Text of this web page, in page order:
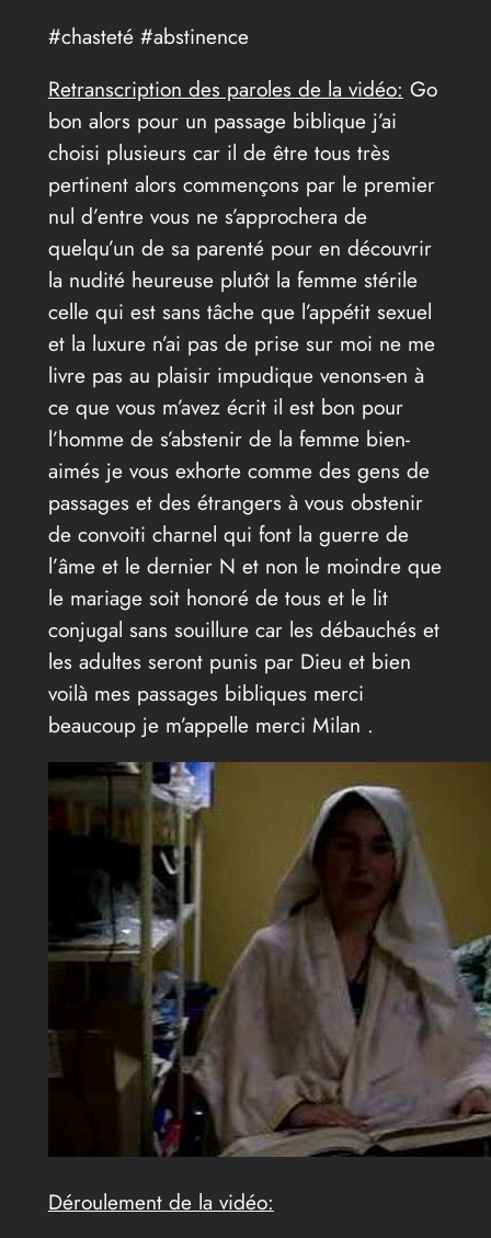
#chasteté #abstinence
Retranscription des paroles de la vidéo: Go
bon alors pour un passage biblique j’ai
choisi plusieurs car il de être tous très
pertinent alors commençons par le premier
nul d’entre vous ne s’approchera de
quelqu’un de sa parenté pour en découvrir
la nudité heureuse plutôt la femme stérile
celle qui est sans tâche que l’appétit sexuel
et la luxure n’ai pas de prise sur moi ne me
livre pas au plaisir impudique venons-en à
ce que vous m’avez écrit il est bon pour
l’homme de s’abstenir de la femme bien-
aimés je vous exhorte comme des gens de
passages et des étrangers à vous obstenir
de convoiti charnel qui font la guerre de
l’âme et le dernier N et non le moindre que
le mariage soit honoré de tous et le lit
conjugal sans souillure car les débauchés et
les adultes seront punis par Dieu et bien
voilà mes passages bibliques merci
beaucoup je m’appelle merci Milan .
Déroulement de la vidéo: